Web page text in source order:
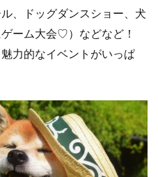
、ドッグダンスショー、犬
ーム大会♡）などなど！
力的なイベントがいっぱ